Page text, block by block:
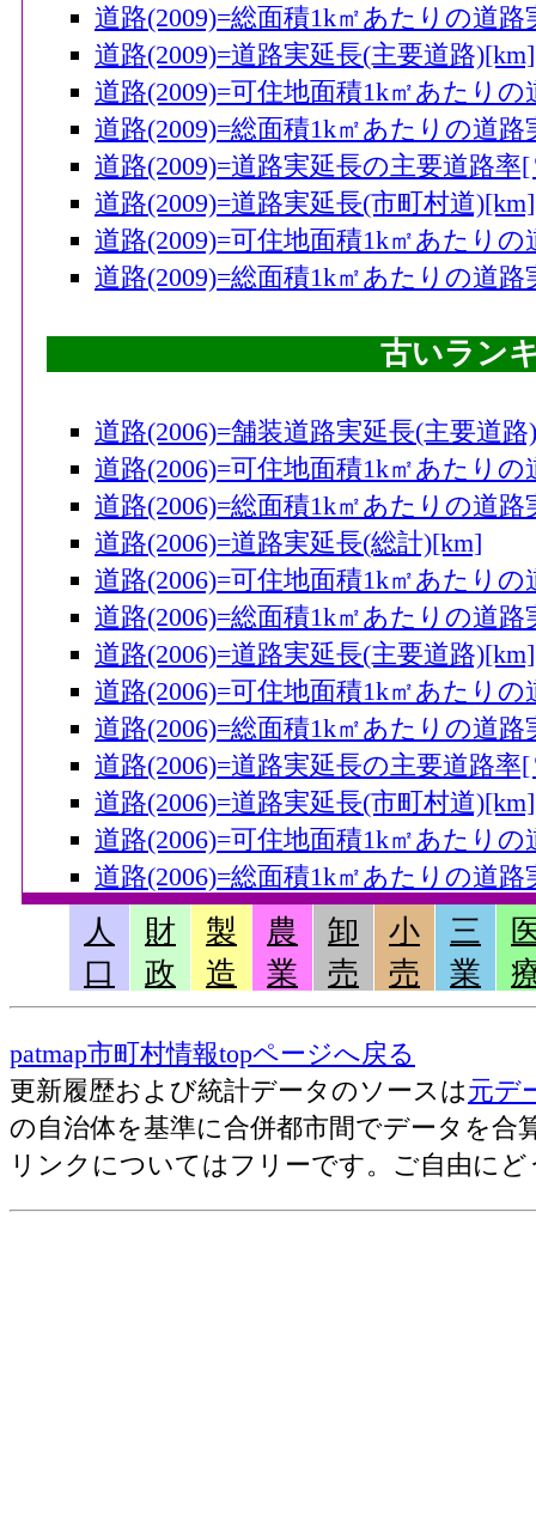
道路(2009)=総面積1k㎡あたりの道
道路(2009)=道路実延長(主要道路)[km]
道路(2009)=可住地面積1k㎡あたり
道路(2009)=総面積1k㎡あたりの道
道路(2009)=道路実延長の主要道路率
道路(2009)=道路実延長(市町村道)[km]
道路(2009)=可住地面積1k㎡あたり
道路(2009)=総面積1k㎡あたりの道
古いラン
道路(2006)=舗装道路実延長(主要道
道路(2006)=可住地面積1k㎡あたり
道路(2006)=総面積1k㎡あたりの道
道路(2006)=道路実延長(総計)[km]
道路(2006)=可住地面積1k㎡あたり
道路(2006)=総面積1k㎡あたりの道
道路(2006)=道路実延長(主要道路)[km]
道路(2006)=可住地面積1k㎡あたり
道路(2006)=総面積1k㎡あたりの道
道路(2006)=道路実延長の主要道路率
道路(2006)=道路実延長(市町村道)[km]
道路(2006)=可住地面積1k㎡あたり
道路(2006)=総面積1k㎡あたりの道
道路(2007)=舗装道路実延長(主要道
道路(2007)=可住地面積1k㎡あたり
道路(2007)=総面積1k㎡あたりの道
道路(2007)=可住地面積1k㎡あたり
道路(2007)=総面積1k㎡あたりの道
道路(2007)=道路実延長(主要道路)[km]
道路(2007)=可住地面積1k㎡あたり
道路(2007)=総面積1k㎡あたりの道
人
口
財
政
製
造
農
業
卸
売
小
売
三
業
patmap市町村情報topページへ戻る
更新履歴および統計データのソースは元デ
の自治体を基準に合併都市間でデータを合
リンクについてはフリーです。ご自由にど